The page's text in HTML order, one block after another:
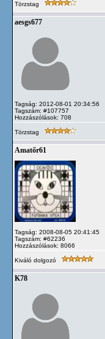
Törzstag
aesgs677
Tagság: 2012-08-01 20:34:56
Tagszám: #107757
Hozzászólások: 708
Törzstag
Amatőr61
Tagság: 2008-08-05 20:41:45
Tagszám: #62236
Hozzászólások: 8066
Kiváló dolgozó
K78